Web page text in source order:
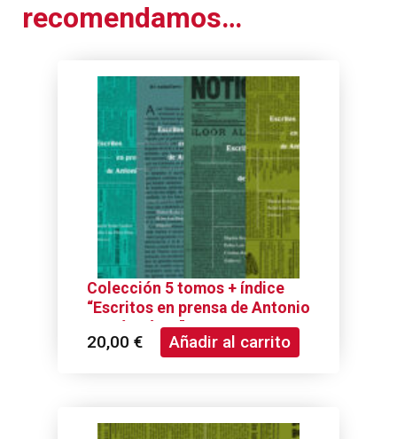
recomendamos…
Colección 5 tomos + índice
“Escritos en prensa de Antonio
García Pérez”
20,00 € Añadir al carrito